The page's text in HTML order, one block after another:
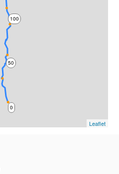
0
50
100
Leaflet